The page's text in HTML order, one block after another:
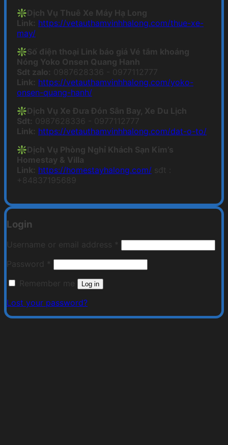
❇️Dịch Vụ Thuê Xe Máy Hạ Long
Link: https://vetauthamvinhhalong.com/thue-xe-
may/
❇️Số điện thoại Link báo giá Vé tắm khoáng
Nóng Yoko Onsen Quang Hanh
Sdt zalo: 0987628336 - 0977112777
Link: https://vetauthamvinhhalong.com/yoko-
onsen-quang-hanh/
❇️Dịch Vụ Xe Đưa Đón Sân Bay, Xe Du Lịch
Sdt: 0987628336 - 0977112777
Link: https://vetauthamvinhhalong.com/dat-o-to/
❇️Dịch Vụ Phòng Nghỉ Khách Sạn Kim’s
Homestay & Villa
Link: https://homestayhalong.com/ sđt :
+84837195689
Login
Username or email address *
Password *
Remember me
Log in
Lost your password?